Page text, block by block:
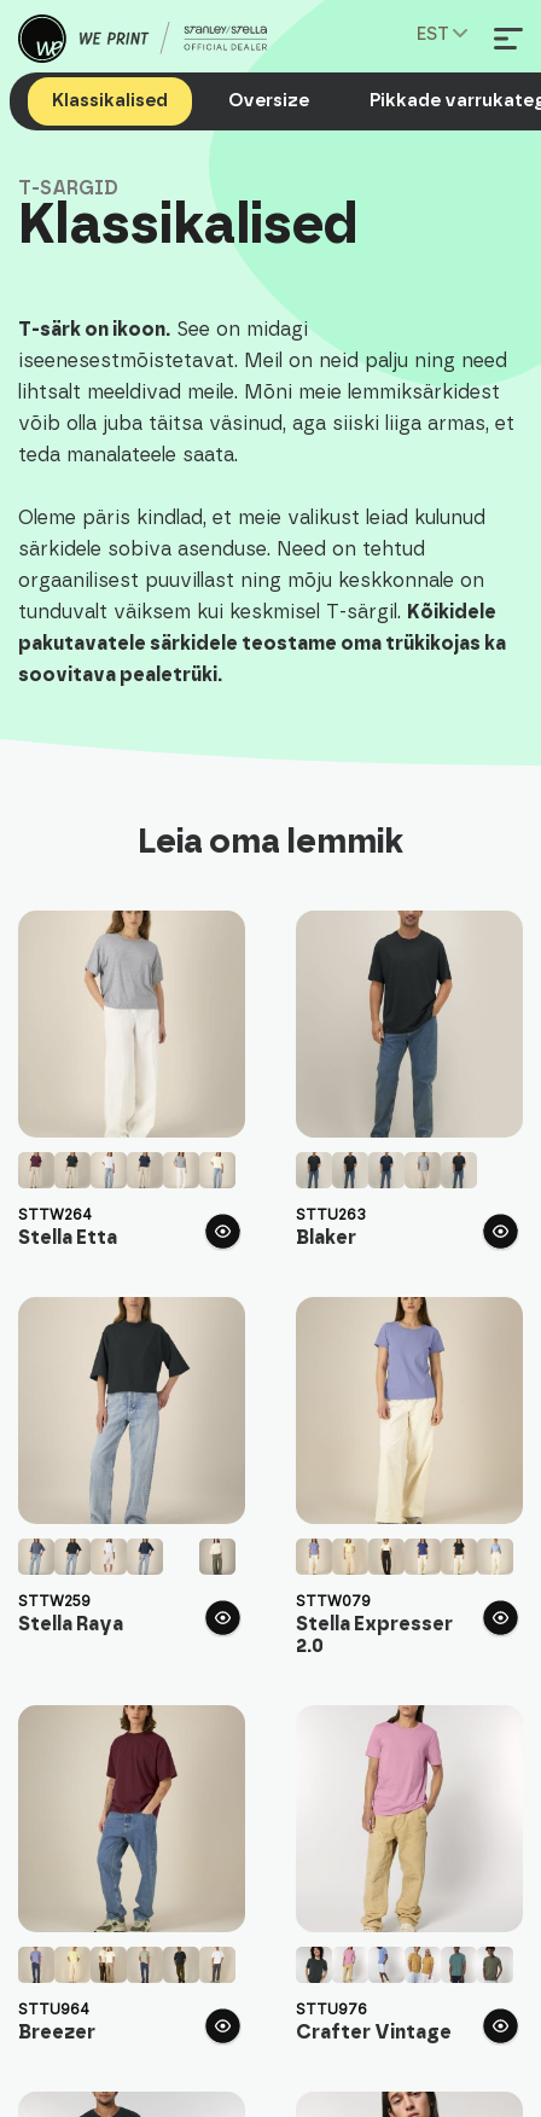
EST
Klassikalised Oversize Pikkade
T-SÄRGID
Klassikalised
T-särk on ikoon. See on midagi
iseenesestmõistetavat. Meil on neid palju ning need
lihtsalt meeldivad meile. Mõni meie lemmiksärkidest
võib olla juba täitsa väsinud, aga siiski liiga armas, et
teda manalateele saata.
Oleme päris kindlad, et meie valikust leiad kulunud
särkidele sobiva asenduse. Need on tehtud
orgaanilisest puuvillast ning mõju keskkonnale on
tunduvalt väiksem kui keskmisel T-särgil. Kõikidele
pakutavatele särkidele teostame oma trükikojas ka
soovitava pealetrüki.
Leia oma lemmik
STTW264
Stella Etta
STTU263
Blaker
STTW259
Stella Raya
STTW079
Stella Expresser
2.0
STTU964
Breezer
STTU976
Crafter Vintage